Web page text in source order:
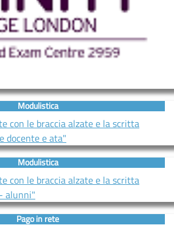
Modulistica
Modulistica
Pago in rete